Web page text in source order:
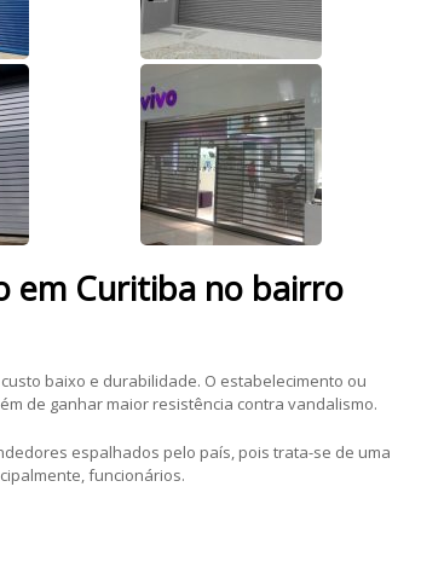
em Curitiba no bairro
baixo e durabilidade. O estabelecimento ou
de ganhar maior resistência contra vandalismo.
espalhados pelo país, pois trata-se de uma
funcionários.